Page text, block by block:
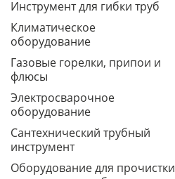
Инструмент для гибки труб
Климатическое
оборудование
Газовые горелки, припои и
флюсы
Электросварочное
оборудование
Сантехнический трубный
инструмент
Оборудование для прочистки